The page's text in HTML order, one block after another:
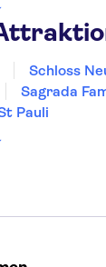
Schloss
Sagrada
Pauli